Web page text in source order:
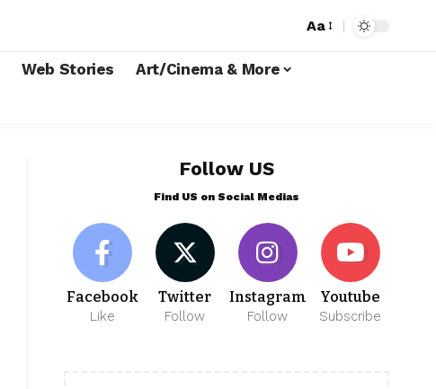
Aa
Web Stories
Art/Cinema & More
Follow US
Find US on Social Medias
Facebook
Like
Twitter
Follow
Instagram
Follow
Youtube
Subscribe